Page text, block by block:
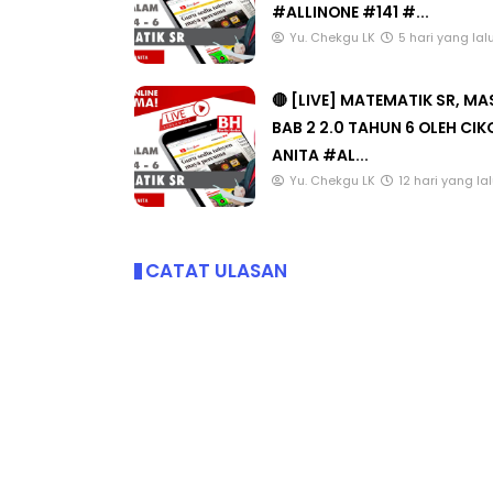
#ALLINONE #141 #...
Yu. Chekgu LK 5 hari yang lalu
🔴 [LIVE] MATEMATIK SR,
BAB 2 2.0 TAHUN 6 OLEH
ANITA #AL...
Yu. Chekgu LK 12 hari yang
CATAT ULASAN